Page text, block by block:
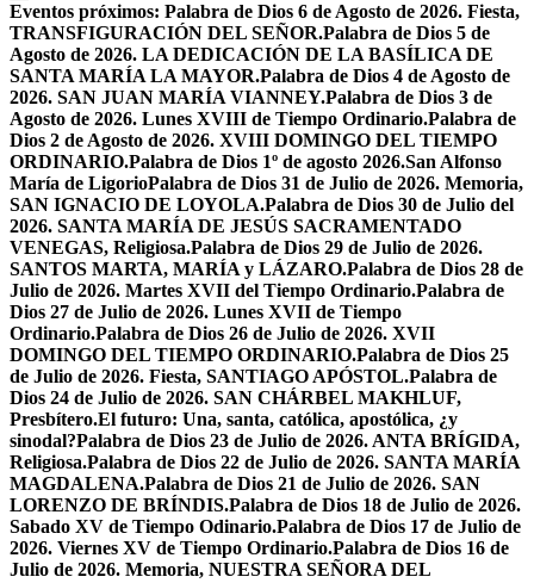
Eventos próximos: Palabra de Dios 6 de Agosto de 2026. Fiesta,
TRANSFIGURACIÓN DEL SEÑOR.Palabra de Dios 5 de
Agosto de 2026. LA DEDICACIÓN DE LA BASÍLICA DE
SANTA MARÍA LA MAYOR.Palabra de Dios 4 de Agosto de
2026. SAN JUAN MARÍA VIANNEY.Palabra de Dios 3 de
Agosto de 2026. Lunes XVIII de Tiempo Ordinario.Palabra de
Dios 2 de Agosto de 2026. XVIII DOMINGO DEL TIEMPO
ORDINARIO.Palabra de Dios 1º de agosto 2026.San Alfonso
María de LigorioPalabra de Dios 31 de Julio de 2026. Memoria,
SAN IGNACIO DE LOYOLA.Palabra de Dios 30 de Julio del
2026. SANTA MARÍA DE JESÚS SACRAMENTADO
VENEGAS, Religiosa.Palabra de Dios 29 de Julio de 2026.
SANTOS MARTA, MARÍA y LÁZARO.Palabra de Dios 28 de
Julio de 2026. Martes XVII del Tiempo Ordinario.Palabra de
Dios 27 de Julio de 2026. Lunes XVII de Tiempo
Ordinario.Palabra de Dios 26 de Julio de 2026. XVII
DOMINGO DEL TIEMPO ORDINARIO.Palabra de Dios 25
de Julio de 2026. Fiesta, SANTIAGO APÓSTOL.Palabra de
Dios 24 de Julio de 2026. SAN CHÁRBEL MAKHLUF,
Presbítero.El futuro: Una, santa, católica, apostólica, ¿y
sinodal?Palabra de Dios 23 de Julio de 2026. ANTA BRÍGIDA,
Religiosa.Palabra de Dios 22 de Julio de 2026. SANTA MARÍA
MAGDALENA.Palabra de Dios 21 de Julio de 2026. SAN
LORENZO DE BRÍNDIS.Palabra de Dios 18 de Julio de 2026.
Sabado XV de Tiempo Odinario.Palabra de Dios 17 de Julio de
2026. Viernes XV de Tiempo Ordinario.Palabra de Dios 16 de
Julio de 2026. Memoria, NUESTRA SEÑORA DEL